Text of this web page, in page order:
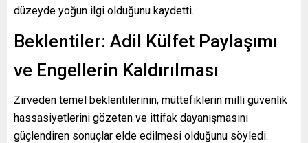
düzeyde yoğun ilgi olduğunu kaydetti.
Beklentiler: Adil Külfet Paylaşımı
ve Engellerin Kaldırılması
Zirveden temel beklentilerinin, müttefiklerin milli güvenlik
hassasiyetlerini gözeten ve ittifak dayanışmasını
güçlendiren sonuçlar elde edilmesi olduğunu söyledi.